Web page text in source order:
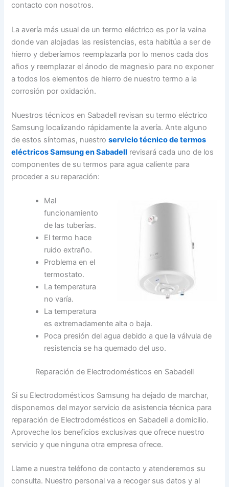
contacto con nosotros.
La avería más usual de un termo eléctrico es por la vaina
donde van alojadas las resistencias, esta habitúa a ser de
hierro y deberíamos reemplazarla por lo menos cada dos
años y reemplazar el ánodo de magnesio para no exponer
a todos los elementos de hierro de nuestro termo a la
corrosión por oxidación.
Nuestros técnicos en Sabadell revisan su termo eléctrico
Samsung localizando rápidamente la avería. Ante alguno
de estos síntomas, nuestroservicio técnico de termos
eléctricos Samsung en Sabadell revisará cada uno de los
componentes de su termos para agua caliente para
proceder a su reparación:
Mal
funcionamiento
de las tuberías.
El termo hace
ruido extraño.
Problema en el
termostato.
La temperatura
no varía.
La temperatura
es extremadamente alta o baja.
Poca presión del agua debido a que la válvula de
resistencia se ha quemado del uso.
Reparación de Electrodomésticos en Sabadell
Si su Electrodomésticos Samsung ha dejado de marchar,
disponemos del mayor servicio de asistencia técnica para
reparación de Electrodomésticos en Sabadell a domicilio.
Aproveche los beneficios exclusivas que ofrece nuestro
servicio y que ninguna otra empresa ofrece.
Llame a nuestra teléfono de contacto y atenderemos su
consulta. Nuestro personal va a recoger sus datos y al